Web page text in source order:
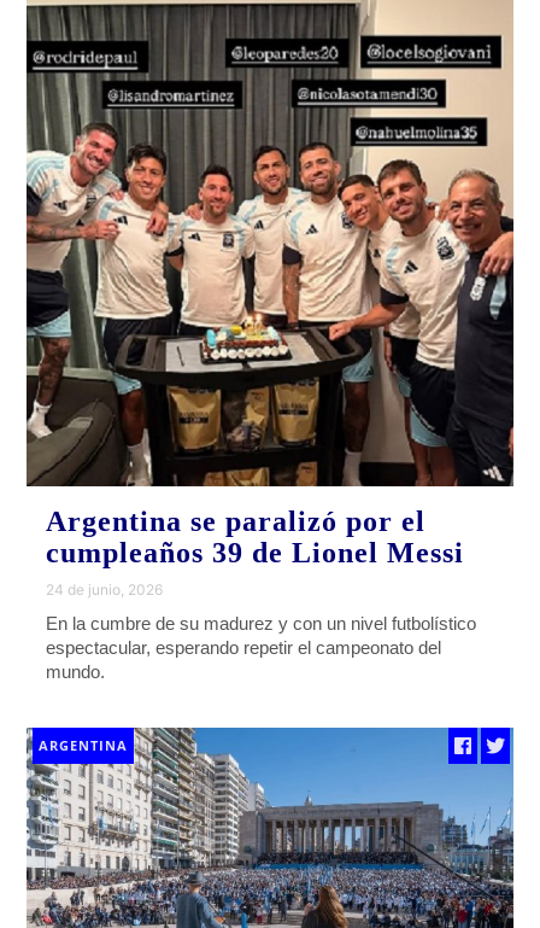
Argentina se paralizó por el
cumpleaños 39 de Lionel Messi
24 de junio, 2026
En la cumbre de su madurez y con un nivel futbolístico
espectacular, esperando repetir el campeonato del
mundo.
ARGENTINA